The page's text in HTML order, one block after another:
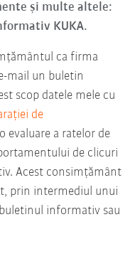
și multe altele:
KUKA.
ca firma
mail un buletin
scop datele mele cu
de
evaluare a ratelor de
de clicuri
Acest consimțământ
prin intermediul unui
informativ sau